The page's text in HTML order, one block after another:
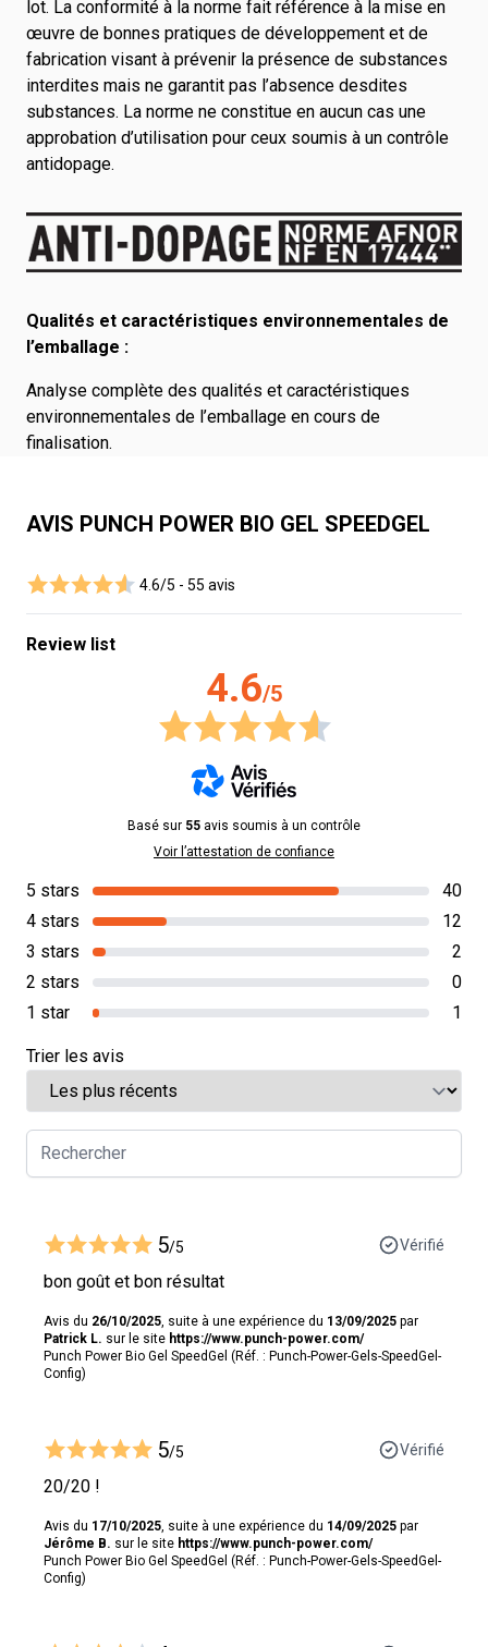
lot. La conformité à la norme fait référence à la mise en
œuvre de bonnes pratiques de développement et de
fabrication visant à prévenir la présence de substances
interdites mais ne garantit pas l’absence desdites
substances. La norme ne constitue en aucun cas une
approbation d’utilisation pour ceux soumis à un contrôle
antidopage.
Qualités et caractéristiques environnementales de
l’emballage :
Analyse complète des qualités et caractéristiques
environnementales de l’emballage en cours de
finalisation.
AVIS PUNCH POWER BIO GEL SPEEDGEL
4.6/5 - 55 avis
Review list
4.6/5
Basé sur 55 avis soumis à un contrôle
Voir l’attestation de confiance
5 stars
40
4 stars
12
3 stars
2
2 stars
0
1 star
1
Trier les avis
5/5 Vérifié
bon goût et bon résultat
Avis du 26/10/2025 , suite à une expérience du 13/09/2025 par
Patrick L. sur le site https://www.punch-power.com/
Punch Power Bio Gel SpeedGel (Réf. : Punch-Power-Gels-SpeedGel-
Config)
5/5 Vérifié
20/20 !
Avis du 17/10/2025 , suite à une expérience du 14/09/2025 par
Jérôme B. sur le site https://www.punch-power.com/
Punch Power Bio Gel SpeedGel (Réf. : Punch-Power-Gels-SpeedGel-
Config)